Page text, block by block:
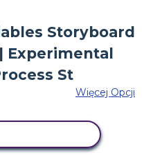
Więcej Opcji